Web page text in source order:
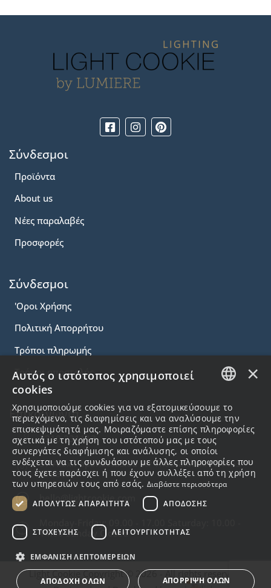
Σύνδεσμοι
Προϊόντα
About us
Νέες παραλαβές
Προσφορές
Σύνδεσμοι
'Οροι Χρήσης
Πολιτική Απορρήτου
Τρόποι πληρωμής
Τρόποι αποστολής
Επικοινωνία
2310.231113
57 Alex.Papanastasiou Str Thessaloniki , 54453
Greece
hello@lightcookie.com
Monday-Friday: 09.00 - 17.00 Saturday: 10.00 -
14.00 Sunday Closed
Light Cookie Copyright © 2026 - All rights reserved.
ENGLISH
×
Αυτός ο ιστότοπος χρησιμοποιεί
cookies
Χρησιμοποιούμε cookies για να εξατομικεύσουμε το
περιεχόμενο, τις διαφημίσεις και να αναλύσουμε την
επισκεψιμότητά μας. Μοιραζόμαστε επίσης πληροφορίες
σχετικά με τη χρήση του ιστότοπού μας με τους
συνεργάτες διαφήμισης και ανάλυσης, οι οποίοι
ενδέχεται να τις συνδυάσουν με άλλες πληροφορίες που
τους έχετε παράσχει ή που έχουν συλλέξει από τη χρήση
των υπηρεσιών τους από εσάς. Διαβάστε περισσότερα
ΑΠΟΛΎΤΩΣ ΑΠΑΡΑΊΤΗΤΑ
ΑΠΌΔΟΣΗΣ
ΣΤΌΧΕΥΣΗΣ ΛΕΙΤΟΥΡΓΙΚΌΤΗΤΑΣ
ΕΜΦΆΝΙΣΗ ΛΕΠΤΟΜΕΡΕΙΏΝ
ΑΠΟΔΟΧΉ ΌΛΩΝ ΑΠΌΡΡΙΨΗ ΌΛΩΝ